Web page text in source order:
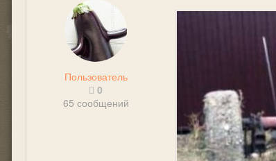
Пользователь
0
65 сообщений